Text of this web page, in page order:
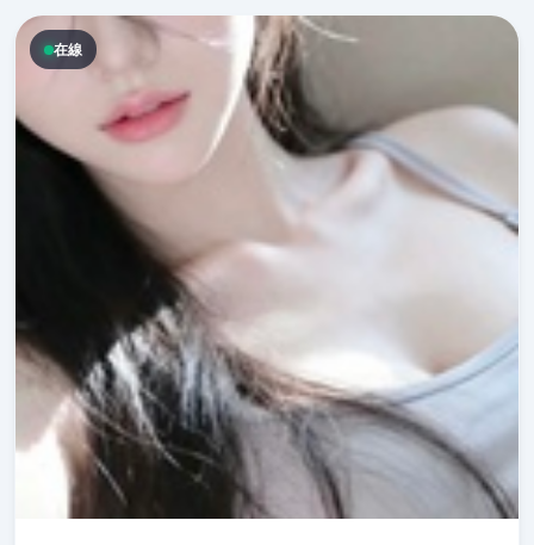
在線